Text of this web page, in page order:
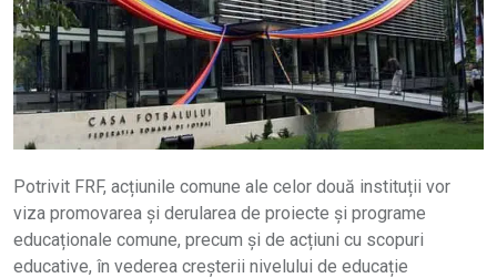
Potrivit FRF, acțiunile comune ale celor două instituții vor
viza promovarea și derularea de proiecte și programe
educaționale comune, precum și de acțiuni cu scopuri
educative, în vederea creșterii nivelului de educație